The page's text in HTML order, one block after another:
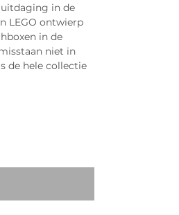
in de
LEGO ontwierp
in de
niet in
de hele collectie